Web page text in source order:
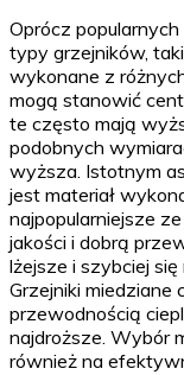
Oprócz
typy grzejników,
wykonane z
mogą stanowić
te często mają
podobnych
wyższa. Istotnym
jest materiał
najpopularniejsze
jakości i dobrą
lżejsze i szybciej
Grzejniki miedziane
przewodnością
najdroższe. Wybór
również na